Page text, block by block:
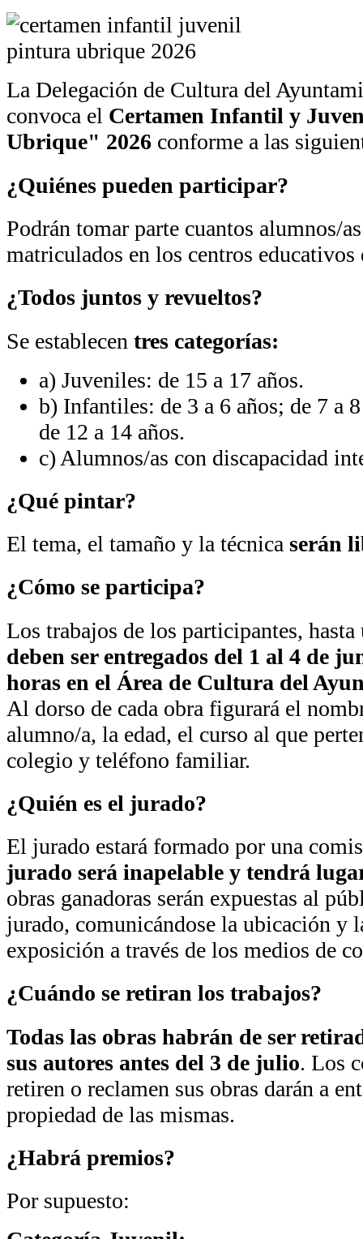
La Delegación de Cultura del
convoca el Certamen Infantil y
Ubrique" 2026 conforme a las
¿Quiénes pueden participar?
Podrán tomar parte cuantos alumnos/
matriculados en los centros
¿Todos juntos y revueltos?
Se establecen tres categorías:
a) Juveniles: de 15 a 17 años.
b) Infantiles: de 3 a 6 años; de 7 a
de 12 a 14 años.
c) Alumnos/as con discapacidad
¿Qué pintar?
El tema, el tamaño y la técnica serán
¿Cómo se participa?
Los trabajos de los participantes,
deben ser entregados del 1 al 4 de
horas en el Área de Cultura del
Al dorso de cada obra figurará el
alumno/a, la edad, el curso al que
colegio y teléfono familiar.
¿Quién es el jurado?
El jurado estará formado por una
jurado será inapelable y tendrá
obras ganadoras serán expuestas al
jurado, comunicándose la ubicación y
exposición a través de los medios de
¿Cuándo se retiran los trabajos?
Todas las obras habrán de ser
sus autores antes del 3 de julio. Los
retiren o reclamen sus obras darán a
propiedad de las mismas.
¿Habrá premios?
Por supuesto: